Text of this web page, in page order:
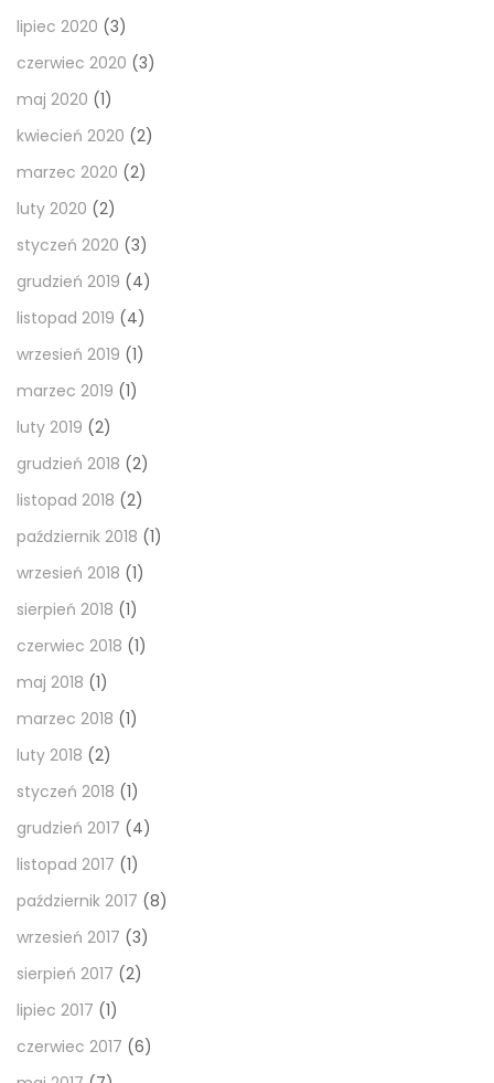
lipiec 2020 (3)
czerwiec 2020 (3)
maj 2020 (1)
kwiecień 2020 (2)
marzec 2020 (2)
luty 2020 (2)
styczeń 2020 (3)
grudzień 2019 (4)
listopad 2019 (4)
wrzesień 2019 (1)
marzec 2019 (1)
luty 2019 (2)
grudzień 2018 (2)
listopad 2018 (2)
październik 2018 (1)
wrzesień 2018 (1)
sierpień 2018 (1)
czerwiec 2018 (1)
maj 2018 (1)
marzec 2018 (1)
luty 2018 (2)
styczeń 2018 (1)
grudzień 2017 (4)
listopad 2017 (1)
październik 2017 (8)
wrzesień 2017 (3)
sierpień 2017 (2)
lipiec 2017 (1)
czerwiec 2017 (6)